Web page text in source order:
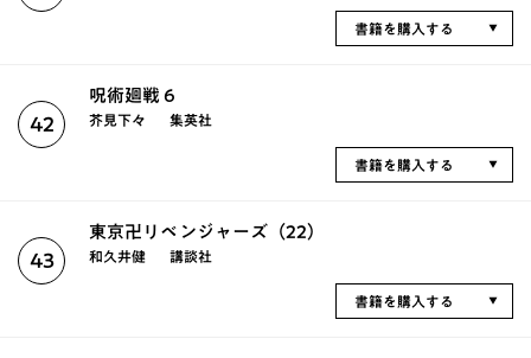
書籍を購入する
42
呪術廻戦 6
芥見下々 集英社
書籍を購入する
43
東京卍リベンジャーズ（22）
和久井健 講談社
書籍を購入する